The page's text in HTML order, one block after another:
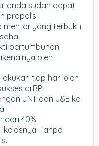
anda sudah dapat
propolis.
mentor yang terbukti
pertumbuhan
oleh
tiap hari oleh
di BP.
JNT dan J&E ke
dari 40%.
Tanpa